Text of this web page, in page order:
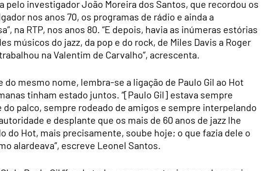
pelo investigador João Moreira dos Santos, que recordou os
nos anos 70, os programas de rádio e ainda a
na RTP, nos anos 80. “E depois, havia as inúmeras estórias
músicos do jazz, da pop e do rock, de Miles Davis a Roger
na Valentim de Carvalho”, acrescenta.
do mesmo nome, lembra-se a ligação de Paulo Gil ao Hot
tinham estado juntos. “[Paulo Gil] estava sempre
palco, sempre rodeado de amigos e sempre interpelando
e desplante que os mais de 60 anos de jazz lhe
do Hot, mais precisamente, soube hoje; o que fazia dele o
alardeava”, escreve Leonel Santos.